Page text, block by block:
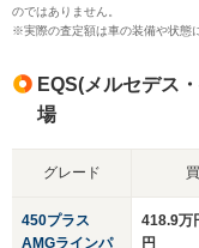
のではありません。
※実際の査定額は車の装備や状態
EQS(メルセデス
場
グレード
450プラス
AMGラインパ
418.9万
円